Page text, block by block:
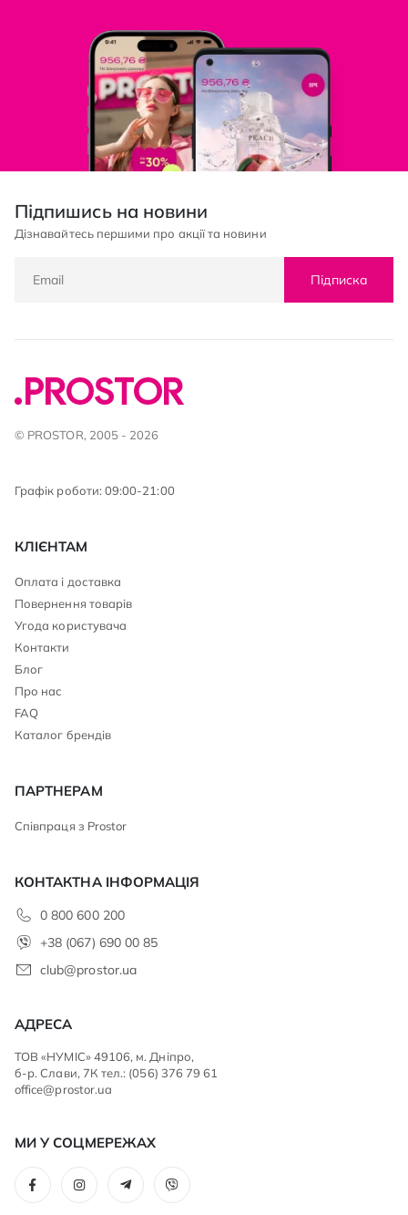
Підпишись на новини
Дізнавайтесь першими про акції та новини
Підписка
© PROSTOR, 2005 - 2026
Графік роботи: 09:00-21:00
КЛІЄНТАМ
Оплата і доставка
Повернення товарів
Угода користувача
Контакти
Блог
Про нас
FAQ
Каталог брендів
ПАРТНЕРАМ
Співпраця з Prostor
КОНТАКТНА ІНФОРМАЦІЯ
0 800 600 200
+38 (067) 690 00 85
club@prostor.ua
АДРЕСА
ТОВ «НУМІС» 49106, м. Дніпро,
б-р. Слави, 7К тел.: (056) 376 79 61
office@prostor.ua
МИ У СОЦМЕРЕЖАХ